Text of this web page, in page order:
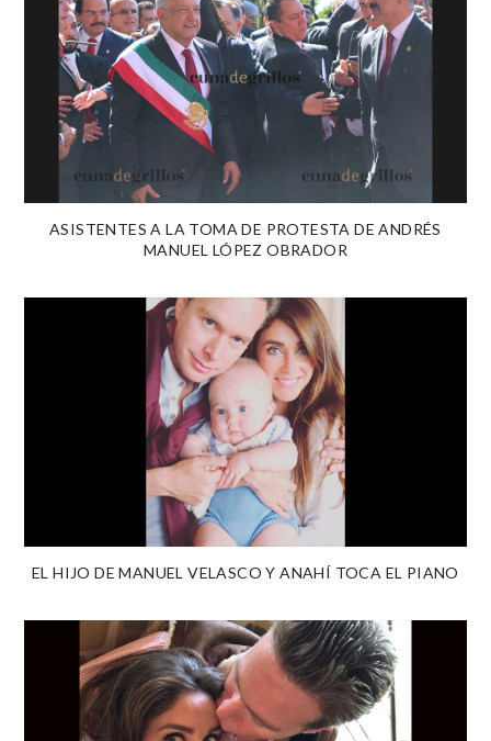
ASISTENTES A LA TOMA DE PROTESTA DE ANDRÉS
MANUEL LÓPEZ OBRADOR
EL HIJO DE MANUEL VELASCO Y ANAHÍ TOCA EL PIANO